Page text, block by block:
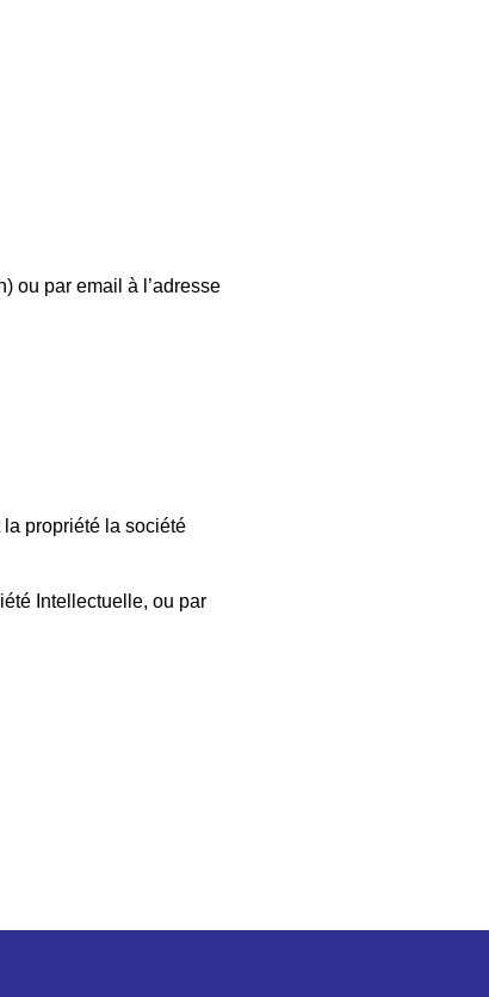
ou par email à l’adresse
propriété la société
Intellectuelle, ou par